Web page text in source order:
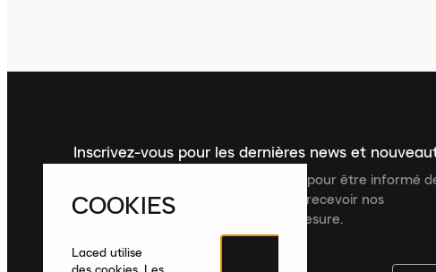
Inscrivez-vous pour les dernières news et
Inscrivez-vous à la newsletter Laced pour être informé
dernières nouveautés, collections et recevoir nos
recommandations de produits sur mesure.
COOKIES
Laced utilise